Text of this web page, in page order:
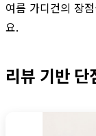
여름 가디건의 장
요.
리뷰 기반 단